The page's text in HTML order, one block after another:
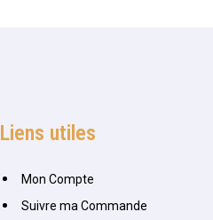
Liens utiles
Mon Compte
Suivre ma Commande